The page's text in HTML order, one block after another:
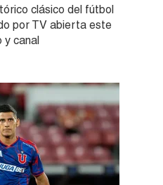
clásico del fútbol
por TV abierta este
y canal